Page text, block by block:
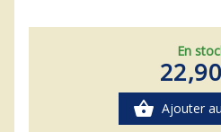
En
shopping_basket Ajouter